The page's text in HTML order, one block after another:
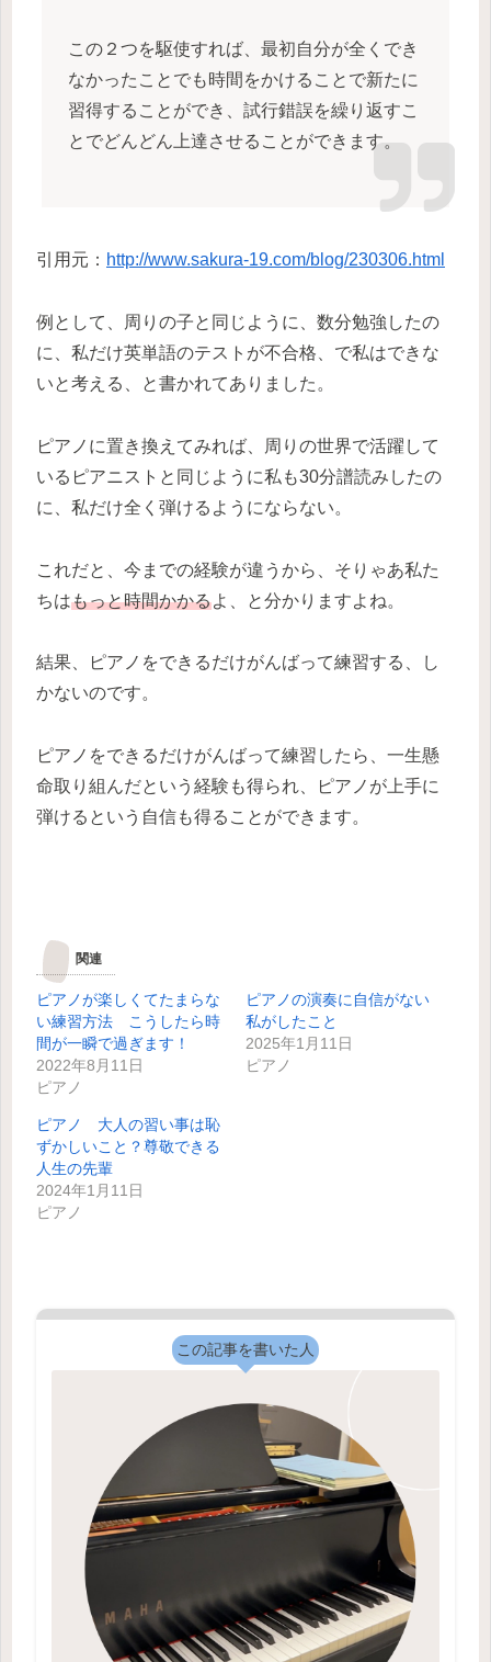
この２つを駆使すれば、最初自分が全くでき
なかったことでも時間をかけることで新たに
習得することができ、試行錯誤を繰り返すこ
とでどんどん上達させることができます。
引用元： http://www.sakura-19.com/blog/230306.html
例として、周りの子と同じように、数分勉強したの
に、私だけ英単語のテストが不合格、で私はできな
いと考える、と書かれてありました。
ピアノに置き換えてみれば、周りの世界で活躍して
いるピアニストと同じように私も30分譜読みしたの
に、私だけ全く弾けるようにならない。
これだと、今までの経験が違うから、そりゃあ私た
ちはもっと時間かかるよ、と分かりますよね。
結果、ピアノをできるだけがんばって練習する、し
かないのです。
ピアノをできるだけがんばって練習したら、一生懸
命取り組んだという経験も得られ、ピアノが上手に
弾けるという自信も得ることができます。
関連
ピアノが楽しくてたまらな
い練習方法 こうしたら時
間が一瞬で過ぎます！
2022年8月11日
ピアノ
ピアノの演奏に自信がない
私がしたこと
2025年1月11日
ピアノ
ピアノ 大人の習い事は恥
ずかしいこと？尊敬できる
人生の先輩
2024年1月11日
ピアノ
この記事を書いた人